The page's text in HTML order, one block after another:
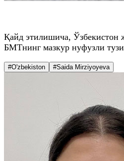
Қайд этилишича, Ўзбекистон
БМТнинг мазкур нуфузли
#O'zbekiston #Saida Mirziyoyeva